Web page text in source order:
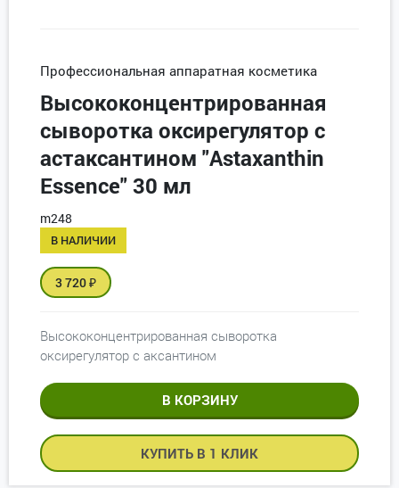
Профессиональная аппаратная косметика
Высококонцентрированная
сыворотка оксирегулятор с
астаксантином "Astaxanthin
Essence" 30 мл
m248
В НАЛИЧИИ
3 720₽
Высококонцентрированная сыворотка
оксирегулятор с аксантином
КУПИТЬ В 1 КЛИК